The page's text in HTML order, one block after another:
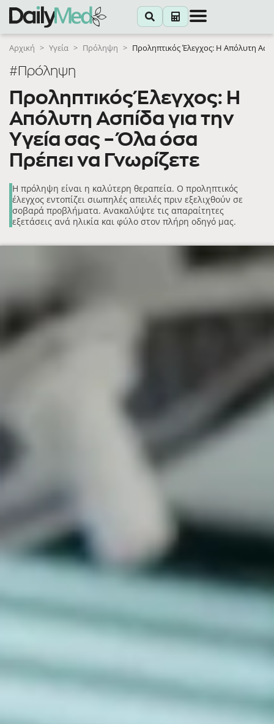
Αρχική > Υγεία > Πρόληψη > Προληπτικός Έλεγχος: Η Απόλυτη
#Πρόληψη
Προληπτικός Έλεγχος: Η
Απόλυτη Ασπίδα για την
Υγεία σας – Όλα όσα
Πρέπει να Γνωρίζετε
Η πρόληψη είναι η καλύτερη θεραπεία. Ο προληπτικός
έλεγχος εντοπίζει σιωπηλές απειλές πριν εξελιχθούν σε
σοβαρά προβλήματα. Ανακαλύψτε τις απαραίτητες
εξετάσεις ανά ηλικία και φύλο στον πλήρη οδηγό μας.